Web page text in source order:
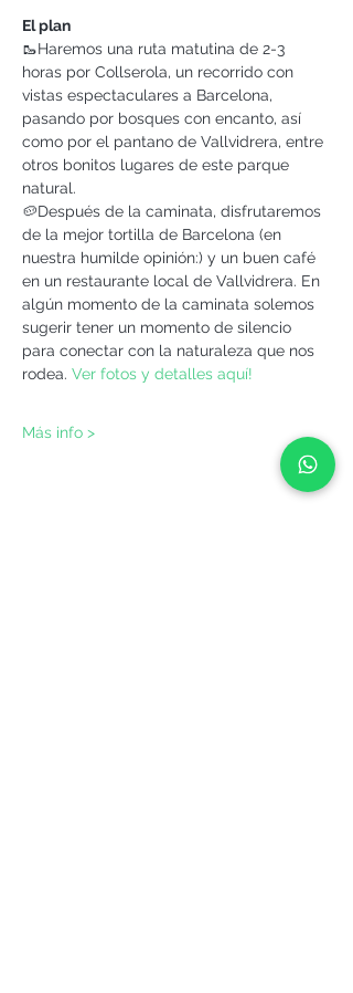
El plan
🥾Haremos una ruta matutina de 2-3
horas por Collserola, un recorrido con
vistas espectaculares a Barcelona,
pasando por bosques con encanto, así
como por el pantano de Vallvidrera, entre
otros bonitos lugares de este parque
natural.
🥔Después de la caminata, disfrutaremos
de la mejor tortilla de Barcelona (en
nuestra humilde opinión:) y un buen café
en un restaurante local de Vallvidrera. En
algún momento de la caminata solemos
sugerir tener un momento de silencio
para conectar con la naturaleza que nos
rodea. Ver fotos y detalles aquí!
Más info >